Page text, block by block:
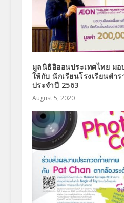
มูลนิธิอิออนประเทศไทย มอ
ให้กับ นักเรียนโรงเรียนตำ
ประจำปี 2563
August 5, 2020